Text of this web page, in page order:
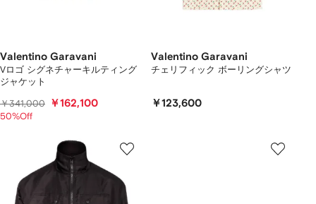
Valentino Garavani
Vロゴ シグネチャーキルティング
ジャケット
￥341,000 ￥162,100
50%Off
Valentino Garavani
チェリフィック ボーリングシャツ
￥123,600